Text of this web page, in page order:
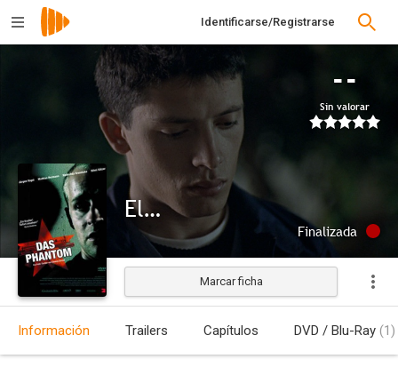
Identificarse/Registrarse
--
Sin valorar
El fantasma
Finalizada
Marcar ficha
Información Trailers Capítulos DVD / Blu-Ray (1)